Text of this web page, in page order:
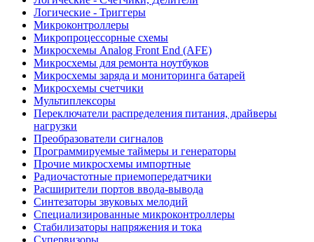
Логические - Триггеры
Микроконтроллеры
Микропроцессорные схемы
Микросхемы Analog Front End (AFE)
Микросхемы для ремонта ноутбуков
Микросхемы заряда и мониторинга батарей
Микросхемы счетчики
Мультиплексоры
Переключатели распределения питания, драйверы
нагрузки
Преобразователи сигналов
Программируемые таймеры и генераторы
Прочие микросхемы импортные
Радиочастотные приемопередатчики
Расширители портов ввода-вывода
Синтезаторы звуковых мелодий
Специализированные микроконтроллеры
Стабилизаторы напряжения и тока
Супервизоры